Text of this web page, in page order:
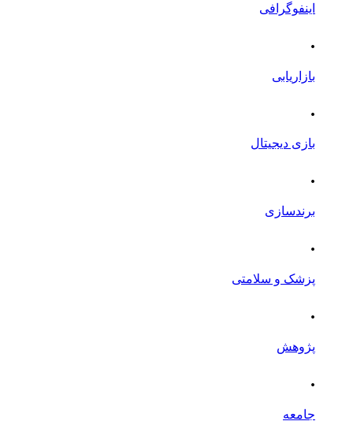
اینفوگرافی
.
بازاریابی
.
بازی دیجیتال
.
برندسازی
.
پزشک و سلامتی
.
پژوهش
.
جامعه